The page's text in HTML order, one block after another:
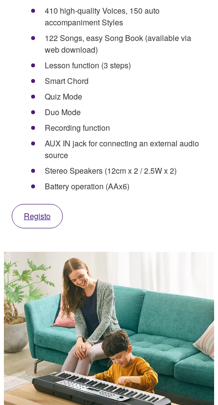
410 high-quality Voices, 150 auto
accompaniment Styles
122 Songs, easy Song Book (available via
web download)
Lesson function (3 steps)
Smart Chord
Quiz Mode
Duo Mode
Recording function
AUX IN jack for connecting an external audio
source
Stereo Speakers (12cm x 2 / 2.5W x 2)
Battery operation (AAx6)
Registo